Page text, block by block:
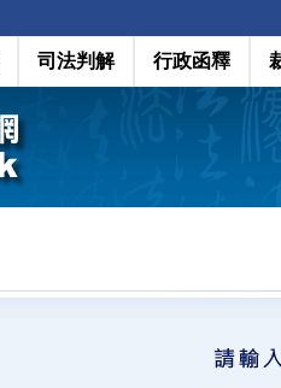
司法判解 行政函釋